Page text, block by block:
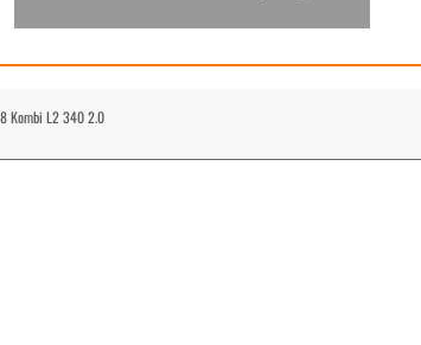
Kombi L2 340 2.0